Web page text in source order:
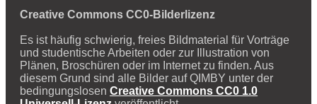
Creative Commons CC0-Bilderlizenz
Es ist häufig schwierig, freies Bildmaterial für Vorträge
und studentische Arbeiten oder zur Illustration von
Plänen, Broschüren oder im Internet zu finden. Aus
diesem Grund sind alle Bilder auf QIMBY unter der
bedingungslosen Creative Commons CC0 1.0